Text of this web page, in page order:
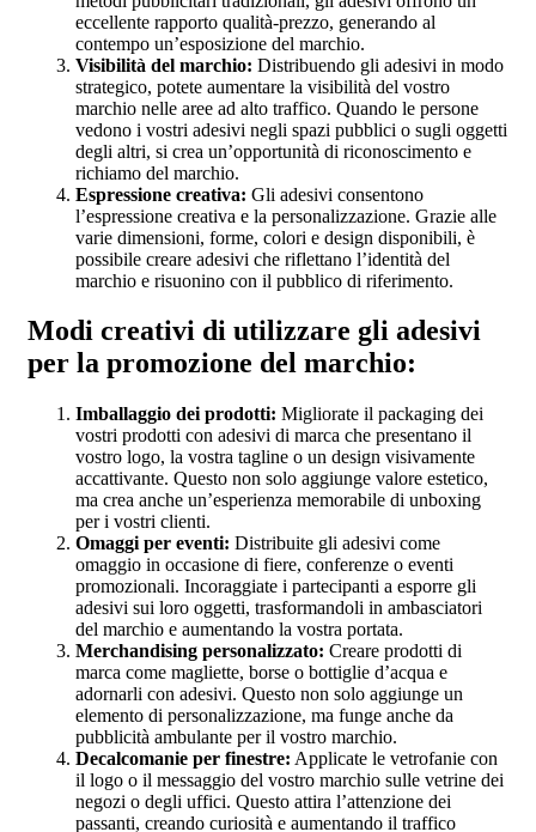
eccellente rapporto qualità-prezzo, generando al
contempo un’esposizione del marchio.
Visibilità del marchio: Distribuendo gli adesivi in modo
strategico, potete aumentare la visibilità del vostro
marchio nelle aree ad alto traffico. Quando le persone
vedono i vostri adesivi negli spazi pubblici o sugli oggetti
degli altri, si crea un’opportunità di riconoscimento e
richiamo del marchio.
Espressione creativa: Gli adesivi consentono
l’espressione creativa e la personalizzazione. Grazie alle
varie dimensioni, forme, colori e design disponibili, è
possibile creare adesivi che riflettano l’identità del
marchio e risuonino con il pubblico di riferimento.
Modi creativi di utilizzare gli adesivi
per la promozione del marchio:
Imballaggio dei prodotti: Migliorate il packaging dei
vostri prodotti con adesivi di marca che presentano il
vostro logo, la vostra tagline o un design visivamente
accattivante. Questo non solo aggiunge valore estetico,
ma crea anche un’esperienza memorabile di unboxing
per i vostri clienti.
Omaggi per eventi: Distribuite gli adesivi come
omaggio in occasione di fiere, conferenze o eventi
promozionali. Incoraggiate i partecipanti a esporre gli
adesivi sui loro oggetti, trasformandoli in ambasciatori
del marchio e aumentando la vostra portata.
Merchandising personalizzato: Creare prodotti di
marca come magliette, borse o bottiglie d’acqua e
adornarli con adesivi. Questo non solo aggiunge un
elemento di personalizzazione, ma funge anche da
pubblicità ambulante per il vostro marchio.
Decalcomanie per finestre: Applicate le vetrofanie con
il logo o il messaggio del vostro marchio sulle vetrine dei
negozi o degli uffici. Questo attira l’attenzione dei
passanti, creando curiosità e aumentando il traffico